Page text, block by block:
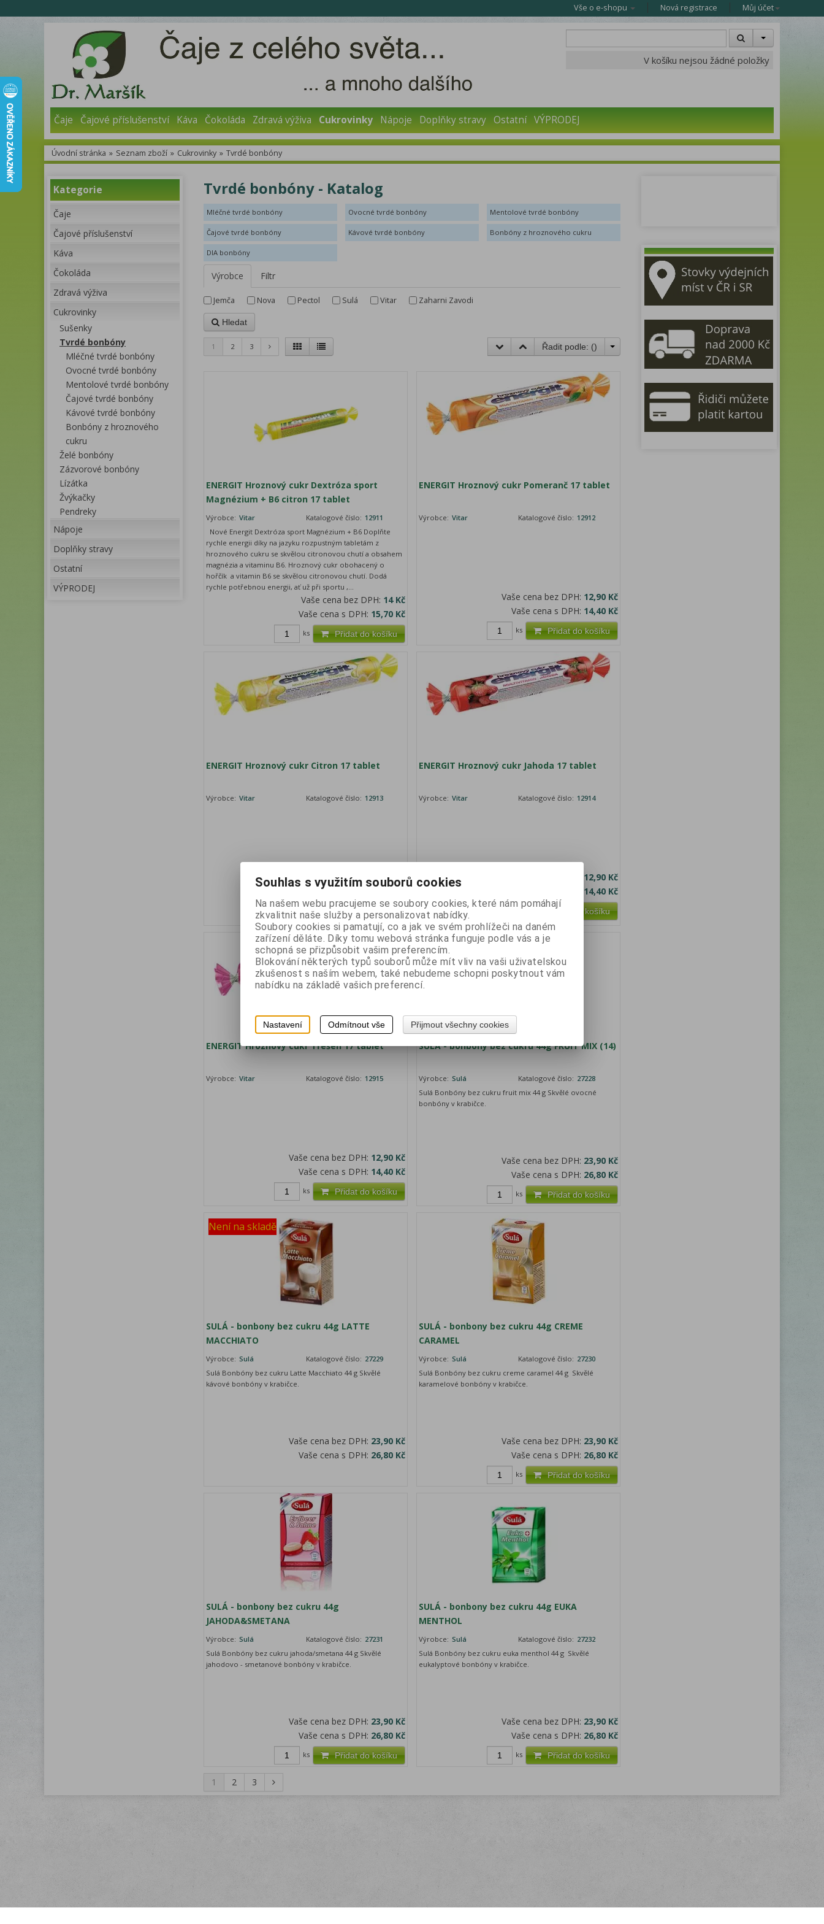
Vše o e-shopu Nová registrace Můj účet
V košíku nejsou žádné položky
Čaje Čajové příslušenství Káva Čokoláda Zdravá výživa Cukrovinky Nápoje Doplňky stravy Ostatní VÝPRODEJ
Úvodní stránka » Seznam zboží » Cukrovinky » Tvrdé bonbóny
Kategorie
Čaje
Čajové příslušenství
Káva
Čokoláda
Zdravá výživa
Cukrovinky
Sušenky
Tvrdé bonbóny
Mléčné tvrdé bonbóny
Ovocné tvrdé bonbóny
Mentolové tvrdé bonbóny
Čajové tvrdé bonbóny
Kávové tvrdé bonbóny
Bonbóny z hroznového
cukru
Želé bonbóny
Zázvorové bonbóny
Lízátka
Žvýkačky
Pendreky
Nápoje
Doplňky stravy
Ostatní
VÝPRODEJ
Tvrdé bonbóny - Katalog
Mléčné tvrdé bonbóny Ovocné tvrdé bonbóny Mentolové tvrdé bonbóny
Čajové tvrdé bonbóny Kávové tvrdé bonbóny Bonbóny z hroznového cukru
DIA bonbóny
Výrobce Filtr
Jemča Nova Pectol Sulá Vitar Zaharni Zavodi
Hledat
1 2 3 Řadit podle: ()
ENERGIT Hroznový cukr Dextróza sport
Magnézium + B6 citron 17 tablet
Výrobce: Vitar Katalogové číslo: 12911
Nové Energit Dextróza sport Magnézium + B6 Doplňte
rychle energii díky na jazyku rozpustným tabletám z
hroznového cukru se skvělou citronovou chutí a obsahem
magnézia a vitaminu B6. Hroznový cukr obohacený o
hořčík a vitamin B6 se skvělou citronovou chutí. Dodá
rychle potřebnou energii, ať už při sportu ,...
Vaše cena bez DPH: 14 Kč
Vaše cena s DPH: 15,70 Kč
Přidat do košíku
ks
ENERGIT Hroznový cukr Pomeranč 17 tablet
Výrobce: Vitar Katalogové číslo: 12912
Vaše cena bez DPH: 12,90 Kč
Vaše cena s DPH: 14,40 Kč
Přidat do košíku
ks
ENERGIT Hroznový cukr Citron 17 tablet
Výrobce: Vitar Katalogové číslo: 12913
Vaše cena bez DPH: 12,90 Kč
Vaše cena s DPH:
Přidat do košíku
ENERGIT Hroznový cukr Jahoda 17 tablet
Výrobce: Vitar Katalogové číslo: 12914
12,90 Kč
14,40 Kč
Přidat do košíku
ks
ENERGIT Hroznový cukr Třešeň 17 tablet
Výrobce: Vitar Katalogové číslo: 12915
Vaše cena bez DPH: 12,90 Kč
Vaše cena s DPH: 14,40 Kč
Přidat do košíku
ks
SULÁ - bonbony bez cukru 44g FRUIT MIX (14)
Výrobce: Sulá Katalogové číslo: 27228
Sulá Bonbóny bez cukru fruit mix 44 g Skvělé ovocné
bonbóny v krabičce.
Vaše cena bez DPH: 23,90 Kč
Vaše cena s DPH: 26,80 Kč
Přidat do košíku
ks
Není na skladě
SULÁ - bonbony bez cukru 44g LATTE
MACCHIATO
Výrobce: Sulá Katalogové číslo: 27229
Sulá Bonbóny bez cukru Latte Macchiato 44 g Skvělé
kávové bonbóny v krabičce.
Vaše cena bez DPH: 23,90 Kč
Vaše cena s DPH: 26,80 Kč
SULÁ - bonbony bez cukru 44g CREME
CARAMEL
Výrobce: Sulá Katalogové číslo: 27230
Sulá Bonbóny bez cukru creme caramel 44 g Skvělé
karamelové bonbóny v krabičce.
Vaše cena bez DPH: 23,90 Kč
Vaše cena s DPH: 26,80 Kč
Přidat do košíku
ks
SULÁ - bonbony bez cukru 44g
JAHODA&SMETANA
Výrobce: Sulá Katalogové číslo: 27231
Sulá Bonbóny bez cukru jahoda/smetana 44 g Skvělé
jahodovo - smetanové bonbóny v krabičce.
Vaše cena bez DPH: 23,90 Kč
Vaše cena s DPH: 26,80 Kč
Přidat do košíku
ks
SULÁ - bonbony bez cukru 44g EUKA
MENTHOL
Výrobce: Sulá Katalogové číslo: 27232
Sulá Bonbóny bez cukru euka menthol 44 g Skvělé
eukalyptové bonbóny v krabičce.
Vaše cena bez DPH: 23,90 Kč
Vaše cena s DPH: 26,80 Kč
Přidat do košíku
ks
1 2 3
Souhlas s využitím souborů cookies
Na našem webu pracujeme se soubory cookies, které nám pomáhají
zkvalitnit naše služby a personalizovat nabídky.
Soubory cookies si pamatují, co a jak ve svém prohlížeči na daném
zařízení děláte. Díky tomu webová stránka funguje podle vás a je
schopná se přizpůsobit vašim preferencím.
Blokování některých typů souborů může mít vliv na vaši uživatelskou
zkušenost s naším webem, také nebudeme schopni poskytnout vám
nabídku na základě vašich preferencí.
Nastavení Odmítnout vše Přijmout všechny cookies